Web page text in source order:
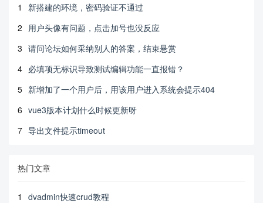
1
新搭建的环境，密码验证不通过
2
用户头像有问题，点击加号也没反应
3 请问论坛如何采纳别人的答案，结束悬赏
4 必填项无标识导致测试编辑功能一直报错？
5 新增加了一个用户后，用该用户进入系统会提示404
6 vue3版本计划什么时候更新呀
7 导出文件提示timeout
热门文章
1
dvadmin快速crud教程